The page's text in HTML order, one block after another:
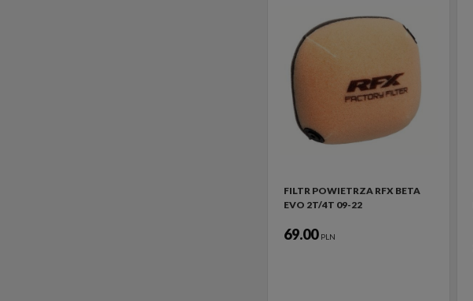
FILTR POWIETRZA RFX BETA
EVO 2T/4T 09-22
69.00 PLN